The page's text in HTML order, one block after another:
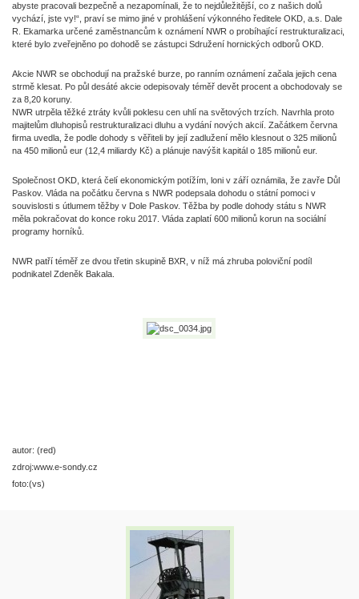
abyste pracovali bezpečně a nezapomínali, že to nejdůležitější, co z našich dolů
vychází, jste vy!“, praví se mimo jiné v prohlášení výkonného ředitele OKD, a.s. Dale
R. Ekamarka určené zaměstnancům k oznámení NWR o probíhající restrukturalizaci,
které bylo zveřejněno po dohodě se zástupci Sdružení hornických odborů OKD.
Akcie NWR se obchodují na pražské burze, po ranním oznámení začala jejich cena
strmě klesat. Po půl desáté akcie odepisovaly téměř devět procent a obchodovaly se
za 8,20 koruny.
NWR utrpěla těžké ztráty kvůli poklesu cen uhlí na světových trzích. Navrhla proto
majitelům dluhopisů restrukturalizaci dluhu a vydání nových akcií. Začátkem června
firma uvedla, že podle dohody s věřiteli by její zadlužení mělo klesnout o 325 milionů
na 450 milionů eur (12,4 miliardy Kč) a plánuje navýšit kapitál o 185 milionů eur.
Společnost OKD, která čelí ekonomickým potížím, loni v září oznámila, že zavře Důl
Paskov. Vláda na počátku června s NWR podepsala dohodu o státní pomoci v
souvislosti s útlumem těžby v Dole Paskov. Těžba by podle dohody státu s NWR
měla pokračovat do konce roku 2017. Vláda zaplatí 600 milionů korun na sociální
programy horníků.
NWR patří téměř ze dvou třetin skupině BXR, v níž má zhruba poloviční podíl
podnikatel Zdeněk Bakala.
autor: (red)
zdroj:www.e-sondy.cz
foto:(vs)